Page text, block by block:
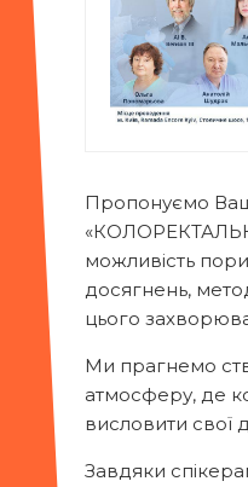
Пропонуємо
можливість
досягнень,
цього
Ми прагнемо
атмосферу, де
висловити свої
Завдяки